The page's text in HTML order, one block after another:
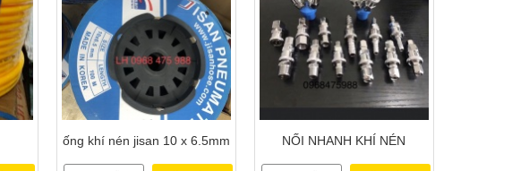
ống khí nén jisan 10 x 6.5mm NỐI NHANH KHÍ NÉN